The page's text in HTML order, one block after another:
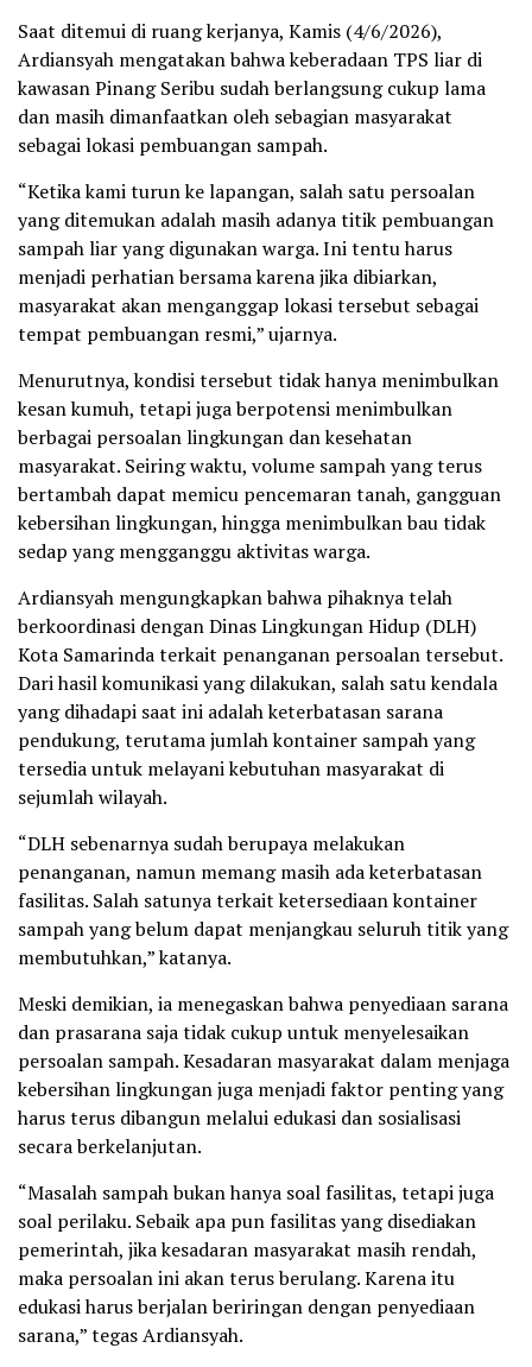
Saat ditemui di ruang kerjanya, Kamis (4/6/2026),
Ardiansyah mengatakan bahwa keberadaan TPS liar di
kawasan Pinang Seribu sudah berlangsung cukup lama
dan masih dimanfaatkan oleh sebagian masyarakat
sebagai lokasi pembuangan sampah.
“Ketika kami turun ke lapangan, salah satu persoalan
yang ditemukan adalah masih adanya titik pembuangan
sampah liar yang digunakan warga. Ini tentu harus
menjadi perhatian bersama karena jika dibiarkan,
masyarakat akan menganggap lokasi tersebut sebagai
tempat pembuangan resmi,” ujarnya.
Menurutnya, kondisi tersebut tidak hanya menimbulkan
kesan kumuh, tetapi juga berpotensi menimbulkan
berbagai persoalan lingkungan dan kesehatan
masyarakat. Seiring waktu, volume sampah yang terus
bertambah dapat memicu pencemaran tanah, gangguan
kebersihan lingkungan, hingga menimbulkan bau tidak
sedap yang mengganggu aktivitas warga.
Ardiansyah mengungkapkan bahwa pihaknya telah
berkoordinasi dengan Dinas Lingkungan Hidup (DLH)
Kota Samarinda terkait penanganan persoalan tersebut.
Dari hasil komunikasi yang dilakukan, salah satu kendala
yang dihadapi saat ini adalah keterbatasan sarana
pendukung, terutama jumlah kontainer sampah yang
tersedia untuk melayani kebutuhan masyarakat di
sejumlah wilayah.
“DLH sebenarnya sudah berupaya melakukan
penanganan, namun memang masih ada keterbatasan
fasilitas. Salah satunya terkait ketersediaan kontainer
sampah yang belum dapat menjangkau seluruh titik yang
membutuhkan,” katanya.
Meski demikian, ia menegaskan bahwa penyediaan sarana
dan prasarana saja tidak cukup untuk menyelesaikan
persoalan sampah. Kesadaran masyarakat dalam menjaga
kebersihan lingkungan juga menjadi faktor penting yang
harus terus dibangun melalui edukasi dan sosialisasi
secara berkelanjutan.
“Masalah sampah bukan hanya soal fasilitas, tetapi juga
soal perilaku. Sebaik apa pun fasilitas yang disediakan
pemerintah, jika kesadaran masyarakat masih rendah,
maka persoalan ini akan terus berulang. Karena itu
edukasi harus berjalan beriringan dengan penyediaan
sarana,” tegas Ardiansyah.